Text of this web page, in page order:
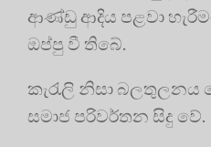
ආණ්ඩු ආදිය පළවා
ඔප්පු වී තිබේ.
කැරැලි නිසා
සමාජ පරිවර්තන සිදු වේ.